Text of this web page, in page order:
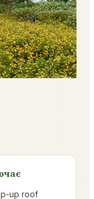
up roof